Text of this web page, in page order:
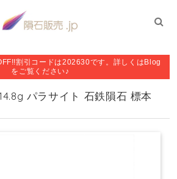
割引コードは202630です。詳しくはBlog
をご覧ください♪
パラサイト 石鉄隕石 標本